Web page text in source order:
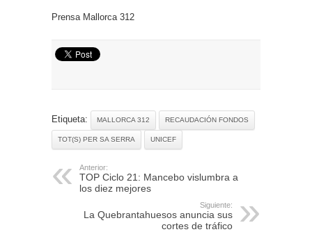
Prensa Mallorca 312
Etiqueta: MALLORCA 312 RECAUDACIÓN FONDOS
TOT(S) PER SA SERRA UNICEF
Anterior:
TOP Ciclo 21: Mancebo vislumbra a
los diez mejores
Siguiente:
La Quebrantahuesos anuncia sus
cortes de tráfico